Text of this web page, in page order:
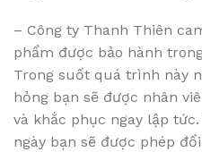
– Công ty Thanh Thiên
phẩm được bảo hành
Trong suốt quá trình này
hỏng bạn sẽ được nhân
và khắc phục ngay lập
ngày bạn sẽ được phép